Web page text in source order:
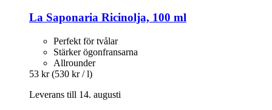
La Saponaria Ricinolja, 100 ml
Perfekt för tvålar
Stärker ögonfransarna
Allrounder
53 kr (530 kr / l)
Leverans till 14. augusti